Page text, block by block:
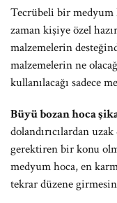
Tecrübeli bir medyum
zaman kişiye özel
malzemelerin
malzemelerin ne
kullanılacağı sadece
Büyü bozan hoca
dolandırıcılardan
gerektiren bir konu
medyum hoca, en
tekrar düzene